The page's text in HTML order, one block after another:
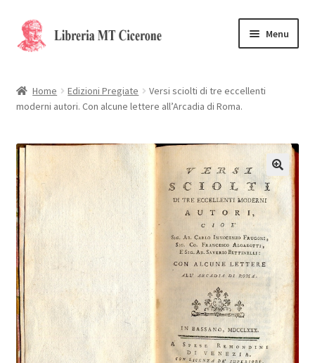
Vai
alla
Vai
al
Menu
Libri rari
La Storia
Contattaci
Cassa
Carrello
Privacy Policy
Home Edizioni Pregiate
Versi sciolti di tre eccellenti
moderni autori. Con alcune lettere all’Arcadia di Roma.